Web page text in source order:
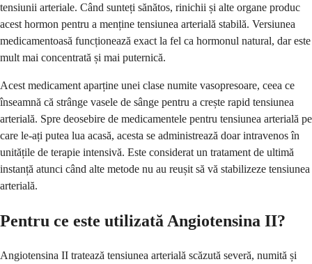
tensiunii arteriale. Când sunteți sănătos, rinichii și alte organe produc
acest hormon pentru a menține tensiunea arterială stabilă. Versiunea
medicamentoasă funcționează exact la fel ca hormonul natural, dar este
mult mai concentrată și mai puternică.
Acest medicament aparține unei clase numite vasopresoare, ceea ce
înseamnă că strânge vasele de sânge pentru a crește rapid tensiunea
arterială. Spre deosebire de medicamentele pentru tensiunea arterială pe
care le-ați putea lua acasă, acesta se administrează doar intravenos în
unitățile de terapie intensivă. Este considerat un tratament de ultimă
instanță atunci când alte metode nu au reușit să vă stabilizeze tensiunea
arterială.
Pentru ce este utilizată Angiotensina II?
Angiotensina II tratează tensiunea arterială scăzută severă, numită și